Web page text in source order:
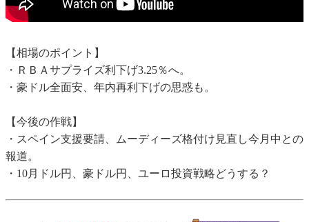
【相場のポイント】
・ＲＢＡサプライズ利下げ3.25％へ。
・豪ドル全面安、年内再利下げの思惑も。
【今後の作戦】
・スペイン支援要請、ムーディーズ格付け見直し今月中との
報道。
・10月ドル円、豪ドル円、ユーロ投資戦略どうする？